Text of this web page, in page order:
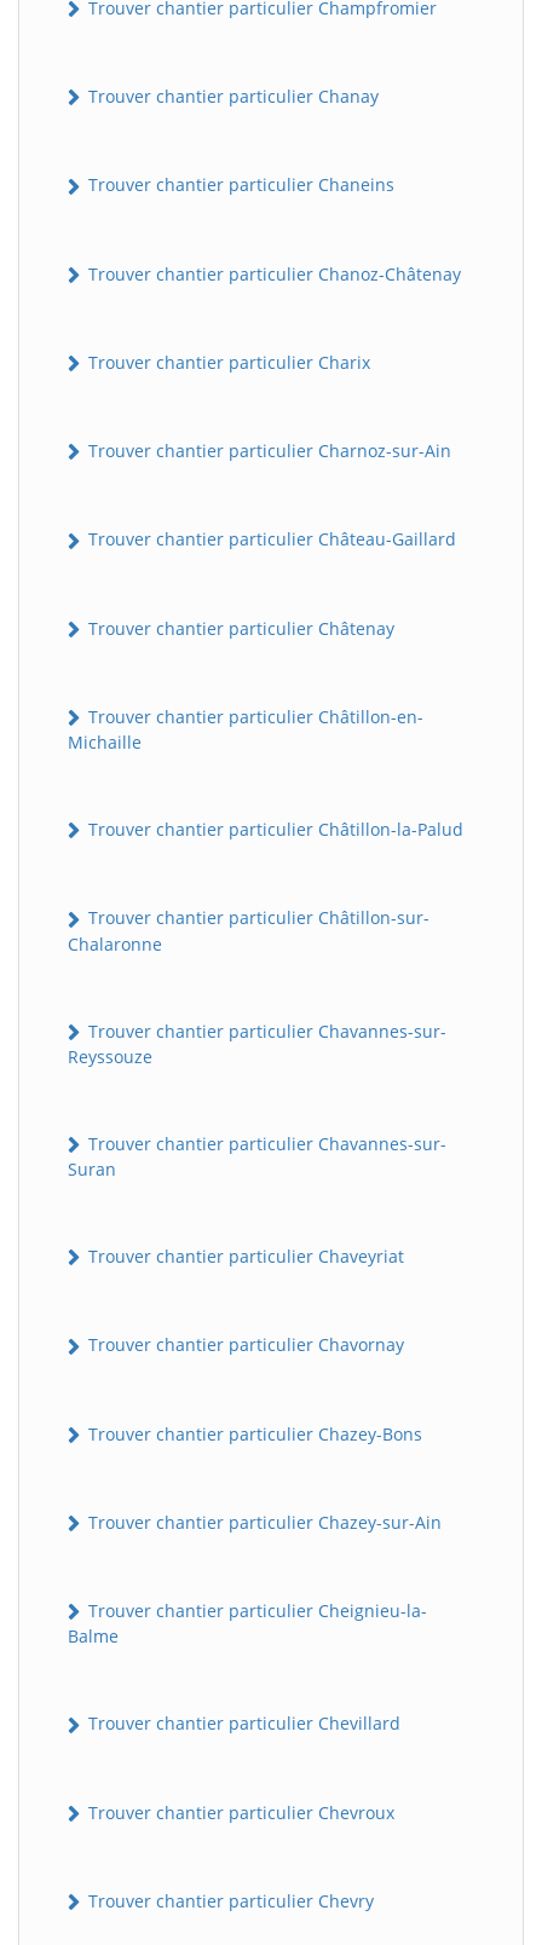
Trouver chantier particulier Champfromier
Trouver chantier particulier Chanay
Trouver chantier particulier Chaneins
Trouver chantier particulier Chanoz-Châtenay
Trouver chantier particulier Charix
Trouver chantier particulier Charnoz-sur-Ain
Trouver chantier particulier Château-Gaillard
Trouver chantier particulier Châtenay
Trouver chantier particulier Châtillon-en-
Michaille
Trouver chantier particulier Châtillon-la-Palud
Trouver chantier particulier Châtillon-sur-
Chalaronne
Trouver chantier particulier Chavannes-sur-
Reyssouze
Trouver chantier particulier Chavannes-sur-
Suran
Trouver chantier particulier Chaveyriat
Trouver chantier particulier Chavornay
Trouver chantier particulier Chazey-Bons
Trouver chantier particulier Chazey-sur-Ain
Trouver chantier particulier Cheignieu-la-
Balme
Trouver chantier particulier Chevillard
Trouver chantier particulier Chevroux
Trouver chantier particulier Chevry